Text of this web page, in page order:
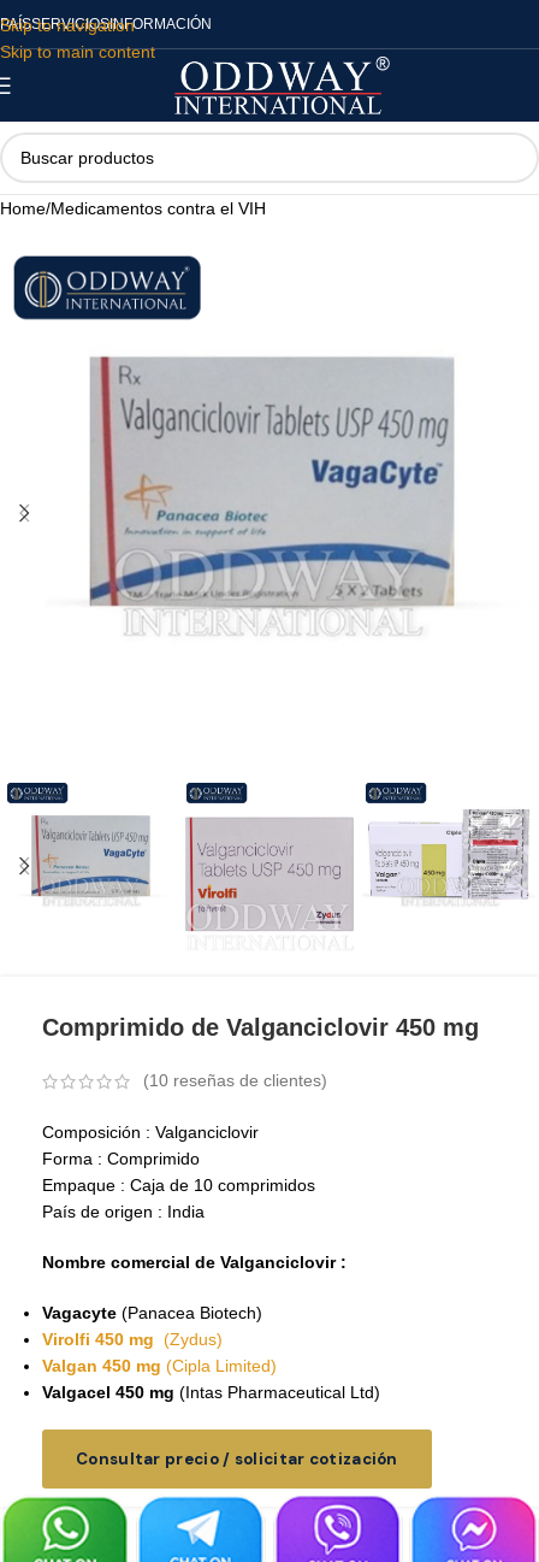
Skip to navigation
Skip to main content
PAÍSSERVICIOSINFORMACIÓN
Home/Medicamentos contra el VIH
Comprimido de Valganciclovir 450 mg
(10 reseñas de clientes)
Composición : Valganciclovir
Forma : Comprimido
Empaque : Caja de 10 comprimidos
País de origen : India
Nombre comercial de Valganciclovir :
Vagacyte (Panacea Biotech)
Virolfi 450 mg (Zydus)
Valgan 450 mg (Cipla Limited)
Valgacel 450 mg (Intas Pharmaceutical Ltd)
Consultar precio / solicitar cotización